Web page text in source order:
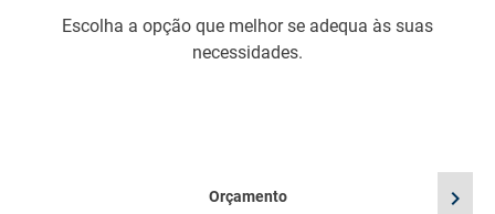
Escolha a opção que melhor se adequa às suas
necessidades.
Orçamento chevron_right